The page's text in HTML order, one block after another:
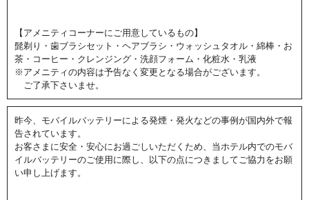
【アメニティコーナーにご用意しているもの】
髭剃り・歯ブラシセット・ヘアブラシ・ウォッシュタオル・綿棒・お
茶・コーヒー・クレンジング・洗顔フォーム・化粧水・乳液
※アメニティの内容は予告なく変更となる場合がございます。
ご了承下さいませ。
昨今、モバイルバッテリーによる発煙・発火などの事例が国内外で報
告されています。
お客さまに安全・安心にお過ごしいただくため、当ホテル内でのモバ
イルバッテリーのご使用に際し、以下の点につきましてご協力をお願
い申し上げます。